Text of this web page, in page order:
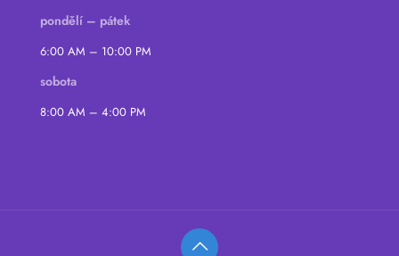
pondělí – pátek
6:00 AM – 10:00 PM
sobota
8:00 AM – 4:00 PM